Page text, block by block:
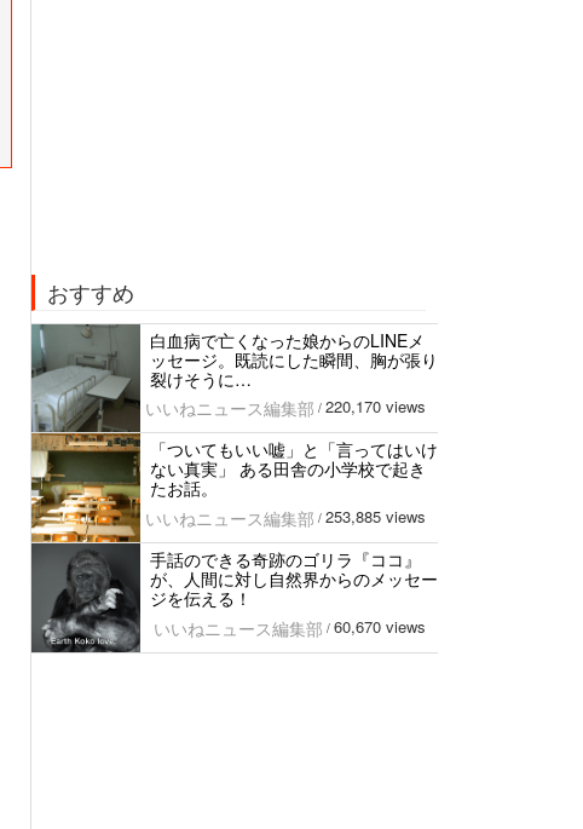
おすすめ
白血病で亡くなった娘からのLINEメ
ッセージ。既読にした瞬間、胸が張り
裂けそうに…
いいねニュース編集部 / 220,170 views
「ついてもいい嘘」と「言ってはいけ
ない真実」 ある田舎の小学校で起き
たお話。
いいねニュース編集部 / 253,885 views
手話のできる奇跡のゴリラ『ココ』
が、人間に対し自然界からのメッセー
ジを伝える！
いいねニュース編集部 / 60,670 views